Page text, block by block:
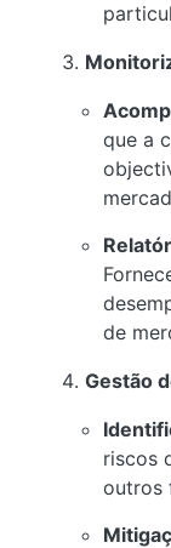
que a
de
Gestão
riscos
outros